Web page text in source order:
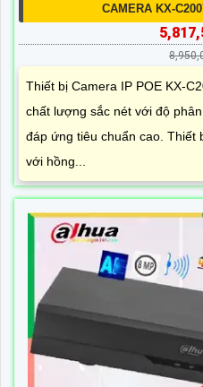
CAMERA KX-
Thiết bị Camera IP POE KX-
chất lượng sắc nét với độ
đáp ứng tiêu chuẩn cao. Thiết
với hồng...